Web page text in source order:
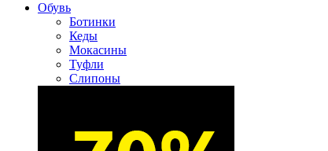
Обувь
Ботинки
Кеды
Мокасины
Туфли
Слипоны